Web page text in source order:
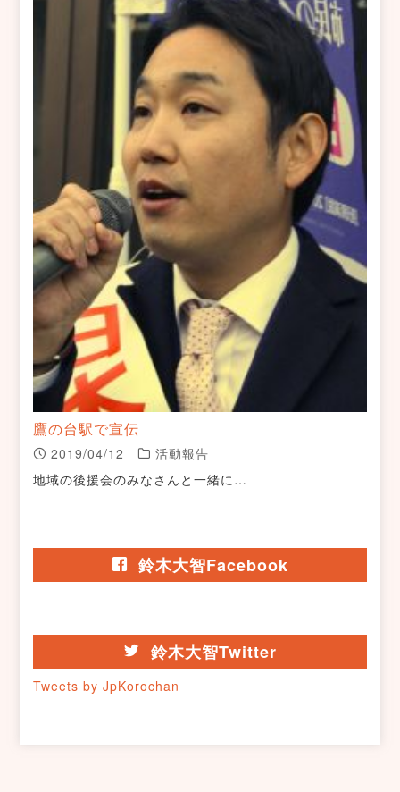
鷹の台駅で宣伝
2019/04/12
活動報告
地域の後援会のみなさんと一緒に…
鈴木大智Facebook
鈴木大智Twitter
Tweets by JpKorochan